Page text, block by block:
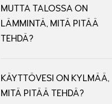
MUTTA TALOSSA ON
LÄMMINTÄ, MITÄ PITÄÄ
TEHDÄ?
KÄYTTÖVESI ON KYLMÄÄ,
MITÄ PITÄÄ TEHDÄ?